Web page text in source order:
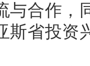
与合作，
斯省投资